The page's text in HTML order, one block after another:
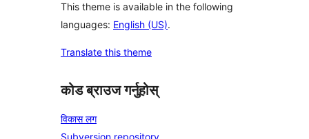
This theme is available in the following
languages: English (US).
Translate this theme
कोड ब्राउज गर्नुहोस्
विकास लग
Subversion repository